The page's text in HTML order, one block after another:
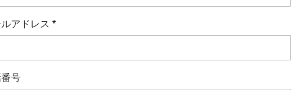
ルアドレス
号